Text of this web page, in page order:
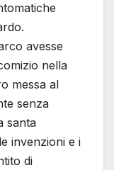
avesse
nella
messa al
senza
santa
invenzioni e i
di